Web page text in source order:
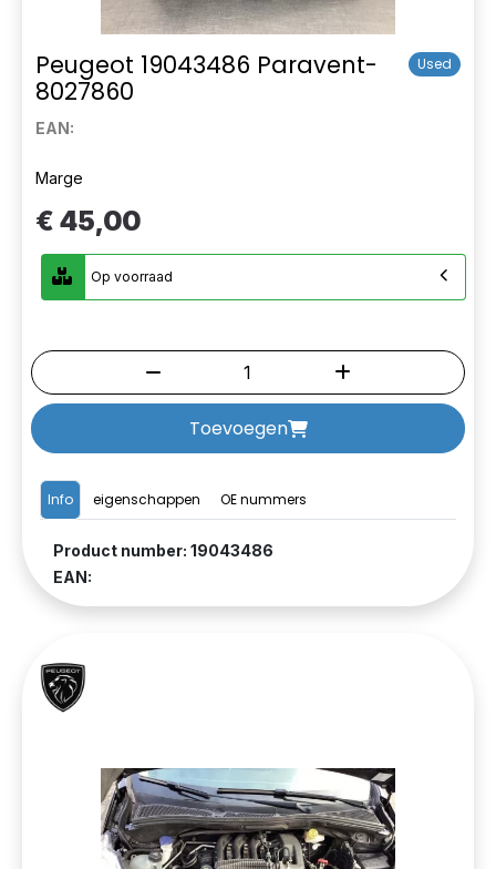
Peugeot 19043486 Paravent-
8027860
Used
EAN:
Info eigenschappen OE nummers
Product number: 19043486
EAN:
Marge
€ 45,00
Op voorraad
Toevoegen